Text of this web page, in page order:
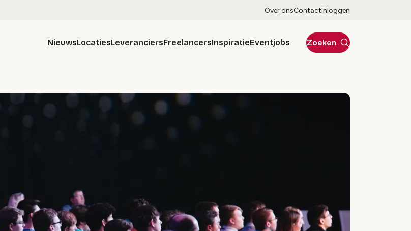
Over onsContactInloggen
NieuwsLocatiesLeveranciersFreelancersInspiratieEventjobs Zoeken